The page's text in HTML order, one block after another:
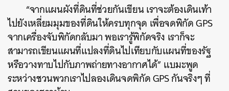
“จากแผนผังที่ดินที่ช่วยกันเขียน เราจะต้องเดินเท้า
ไปยังเหลี่ยมมุมของที่ดินให้ครบทุกจุด เพื่อจดพิกัด GPS
จากเครื่องจับพิกัดกลับมา พอเรารู้พิกัดจริง เราก็จะ
สามารถเขียนแผนที่แปลงที่ดินไปเทียบกับแผนที่ของรัฐ
หรือวางทาบไปกับภาพถ่ายทางอากาศได้” แบมะพูด
ระหว่างชวนพวกเราไปลองเดินจดพิกัด GPS กันจริงๆ ที่